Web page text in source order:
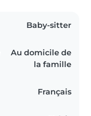
Baby-sitter
Au domicile de
la famille
Français